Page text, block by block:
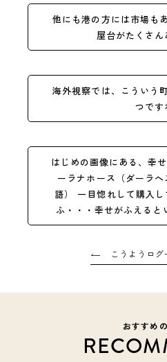
他にも港の方には市場も
屋台がたくさん
海外視察では、こういう
つです
はじめの画像にある、幸
ーラナホース（ダーラ
語） 一目惚れして購入
ふ・・・幸せがふえると
こうようロ
おすすめ